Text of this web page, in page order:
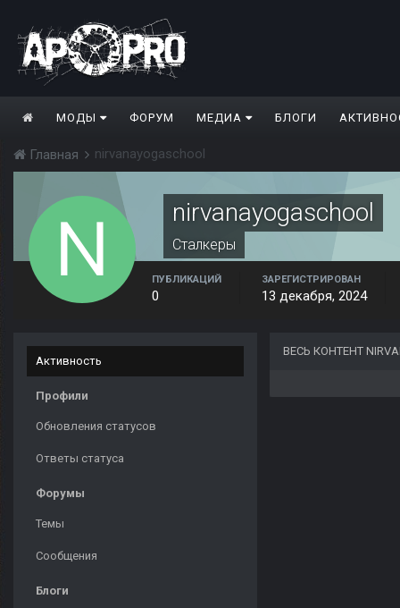
МОДЫ ФОРУМ МЕДИА БЛОГИ
Главная nirvanayogaschool
nirvanayogaschool
Сталкеры
ПУБЛИКАЦИЙ
0
ЗАРЕГИСТРИРОВАН
13 декабря, 2024
Активность
Профили
Обновления статусов
Ответы статуса
Форумы
Темы
Сообщения
Блоги
ВЕСЬ КОНТЕНТ